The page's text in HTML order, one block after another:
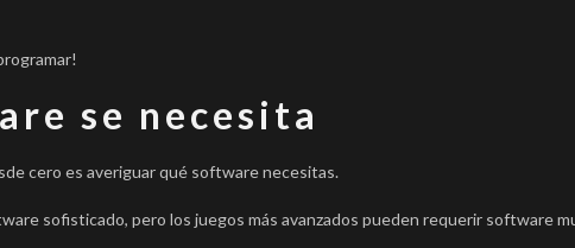
se necesita
cero es averiguar qué software necesitas.
sofisticado, pero los juegos más avanzados pueden requerir software